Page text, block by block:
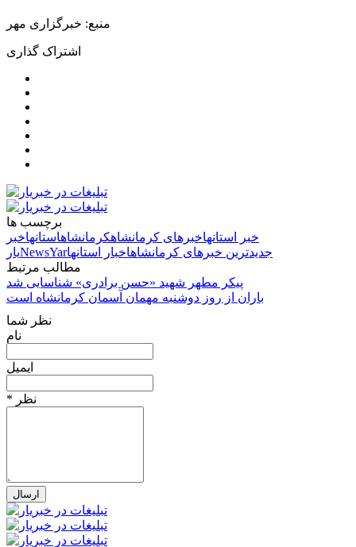
منبع: خبرگزاری مهر
اشتراک گذاری
برچسب ها
خبر استانهاخبرهای کرمانشاهکرمانشاهاستانهاخبر
یارNewsYar جدیدترین خبرهای کرمانشاهاخبار استانها
مطالب مرتبط
پیکر مطهر شهید «حسن برادری» شناسایی شد
باران از روز دوشنبه مهمان آسمان کرمانشاه است
نظر شما
نام
ایمیل
* نظر